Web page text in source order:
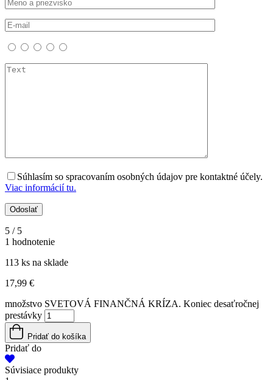
Súhlasím so spracovaním osobných údajov pre kontaktné účely.
Viac informácií tu.
5 / 5
1 hodnotenie
113 ks na sklade
17,99 €
množstvo SVETOVÁ FINANČNÁ KRÍZA. Koniec desaťročnej
prestávky
Pridať do košíka
Pridať do
Súvisiace produkty